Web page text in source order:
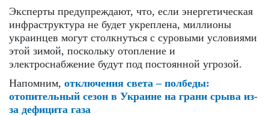
Эксперты предупреждают, что, если энергетическая
инфраструктура не будет укреплена, миллионы
украинцев могут столкнуться с суровыми условиями
этой зимой, поскольку отопление и
электроснабжение будут под постоянной угрозой.
Напомним, отключения света – полбеды:
отопительный сезон в Украине на грани срыва из-
за дефицита газа